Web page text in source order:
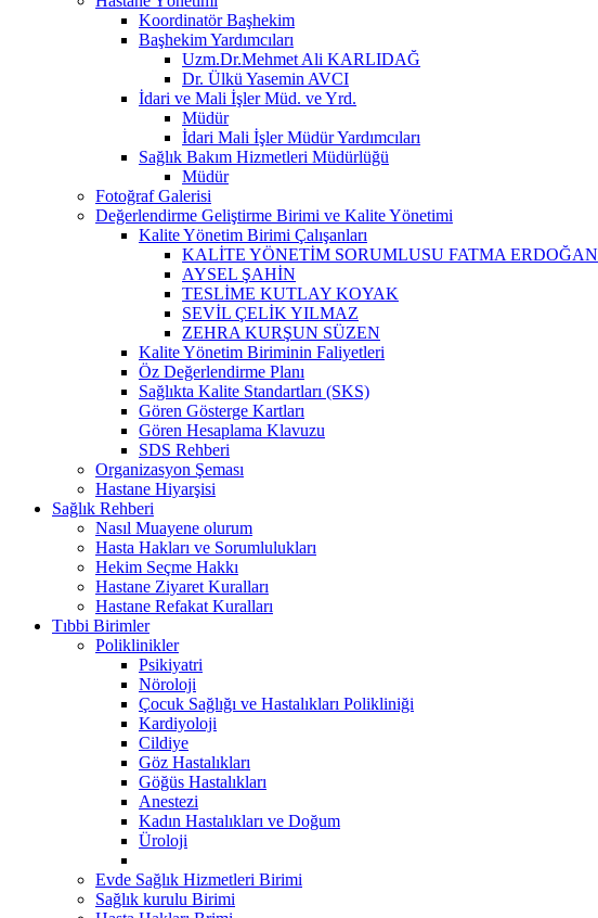
Koordinatör Başhekim
Başhekim Yardımcıları
Uzm.Dr.Mehmet Ali KARLIDAĞ
Dr. Ülkü Yasemin AVCI
İdari ve Mali İşler Müd. ve Yrd.
Müdür
İdari Mali İşler Müdür Yardımcıları
Sağlık Bakım Hizmetleri Müdürlüğü
Müdür
Fotoğraf Galerisi
Değerlendirme Geliştirme Birimi ve Kalite Yönetimi
Kalite Yönetim Birimi Çalışanları
KALİTE YÖNETİM SORUMLUSU FATMA ERDOĞAN
AYSEL ŞAHİN
TESLİME KUTLAY KOYAK
SEVİL ÇELİK YILMAZ
ZEHRA KURŞUN SÜZEN
Kalite Yönetim Biriminin Faliyetleri
Öz Değerlendirme Planı
Sağlıkta Kalite Standartları (SKS)
Gören Gösterge Kartları
Gören Hesaplama Klavuzu
SDS Rehberi
Organizasyon Şeması
Hastane Hiyarşisi
Sağlık Rehberi
Nasıl Muayene olurum
Hasta Hakları ve Sorumlulukları
Hekim Seçme Hakkı
Hastane Ziyaret Kuralları
Hastane Refakat Kuralları
Tıbbi Birimler
Poliklinikler
Psikiyatri
Nöroloji
Çocuk Sağlığı ve Hastalıkları Polikliniği
Kardiyoloji
Cildiye
Göz Hastalıkları
Göğüs Hastalıkları
Anestezi
Kadın Hastalıkları ve Doğum
Üroloji
Evde Sağlık Hizmetleri Birimi
Sağlık kurulu Birimi